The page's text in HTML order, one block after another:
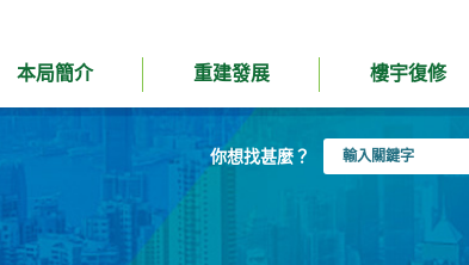
本局簡介 重建發展 樓宇復修
你想找甚麼？
入